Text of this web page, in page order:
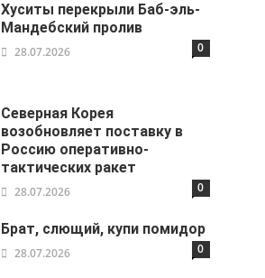
Хуситы перекрыли Баб-эль-
Мандебский пролив
28.07.2026 0
Северная Корея
возобновляет поставку в
Россию оперативно-
тактических ракет
28.07.2026 0
Брат, слющий, купи помидор
28.07.2026 0